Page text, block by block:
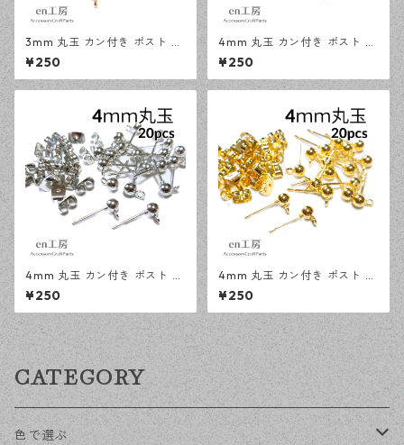
3mm 丸玉 カン付き ポスト ピ
アス ゴールド 20ピース 金属
キャッチ ピアスパーツ 【en工
房】
¥250
4mm 丸玉 カン付き ポスト ピ
アス KCゴールド 20ピース 金
属キャッチ ピアスパーツ 【en
工房】
¥250
4mm 丸玉 カン付き ポスト ピ
アス シルバー 20ピース 金属
キャッチ ピアス 【en工房】
¥250
4mm 丸玉 カン付き ポスト ピ
アス ゴールド 20ピース 金属
キャッチ ピアスパーツ 【en工
房】
¥250
CATEGORY
色で選ぶ